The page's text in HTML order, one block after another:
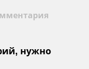
нужно